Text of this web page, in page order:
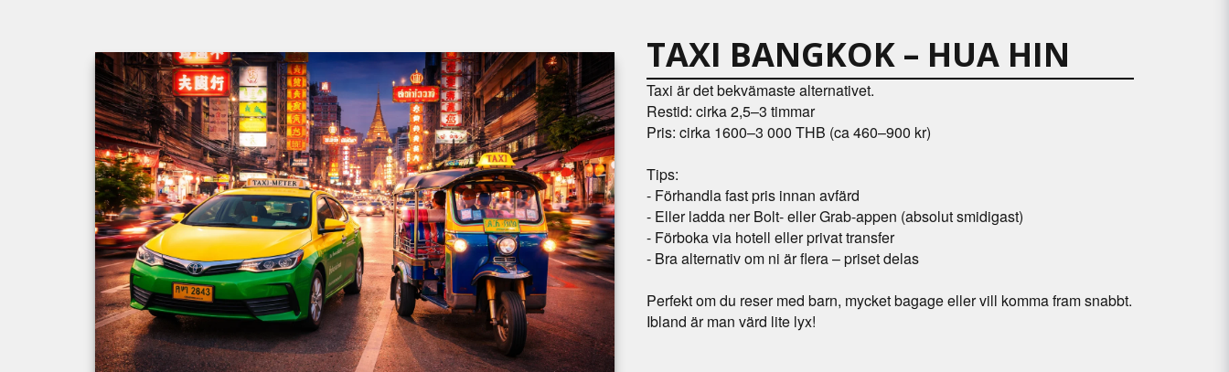
TAXI BANGKOK – HUA HIN
Taxi är det bekvämaste alternativet.
Restid: cirka 2,5–3 timmar
Pris: cirka 1600–3 000 THB (ca 460–900 kr)
Tips:
- Förhandla fast pris innan avfärd
- Eller ladda ner Bolt- eller Grab-appen (absolut smidigast)
- Förboka via hotell eller privat transfer
- Bra alternativ om ni är flera – priset delas
Perfekt om du reser med barn, mycket bagage eller vill komma fram snabbt.
Ibland är man värd lite lyx!